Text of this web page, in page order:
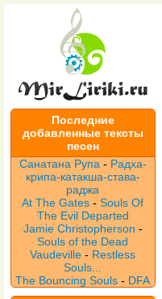
Последние
добавленные тексты
песен
Санатана Рупа - Радха-
крипа-катакша-става-
раджа
At The Gates -Souls Of
The Evil Departed
Jamie Christopherson -
Souls of the Dead
Vaudeville- Restless
Souls...
The Bouncing Souls - DFA